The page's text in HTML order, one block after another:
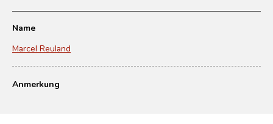
Name
Marcel Reuland
Anmerkung